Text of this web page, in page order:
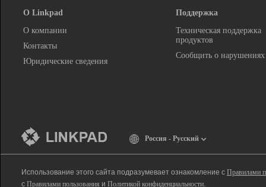
О Linkpad
О компании
Контакты
Юридические сведения
Поддержка
Техническая поддержка
продуктов
Сообщить о нарушениях
Россия - Русский
Использование этого сайта подразумевает ознакомление с Правилами
с Правилами пользования и Политикой конфиденциальности.